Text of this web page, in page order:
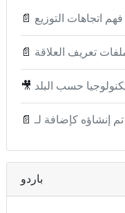
📄 فهم اتجاهات التوزيع
📄 تعريف العلاقة
🎥 حسب البلد
📄
باردو